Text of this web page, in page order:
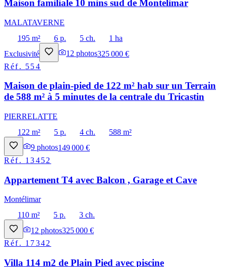
Maison familiale 10 mins sud de Montelimar
MALATAVERNE
195 m²
6 p. 5 ch.
1 ha
Exclusivité
12 photos325 000 €
Réf. 554
Maison de plain-pied de 122 m² hab sur un Terrain
de 588 m² à 5 minutes de la centrale du Tricastin
PIERRELATTE
122 m²
5 p. 4 ch.
588 m²
9 photos149 000 €
Réf. 13452
Appartement T4 avec Balcon , Garage et Cave
Montélimar
110 m²
5 p.
3 ch.
12 photos325 000 €
Réf. 17342
Villa 114 m2 de Plain Pied avec piscine